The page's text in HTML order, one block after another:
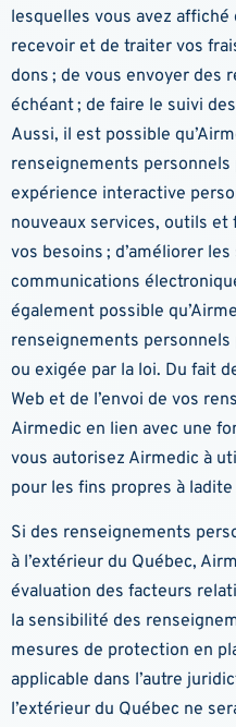
lesquelles vous avez
recevoir et de traiter vos
dons ; de vous envoyer des
échéant ; de faire le suivi
Aussi, il est possible
renseignements
expérience interactive
nouveaux services, outils
vos besoins ; d’améliorer
communications
également possible
renseignements
ou exigée par la loi. Du fait
Web et de l’envoi de vos
Airmedic en lien avec une
vous autorisez Airmedic à
pour les fins propres à
Si des renseignements
à l’extérieur du Québec,
évaluation des facteurs
la sensibilité des
mesures de protection en
applicable dans l’autre
l’extérieur du Québec ne